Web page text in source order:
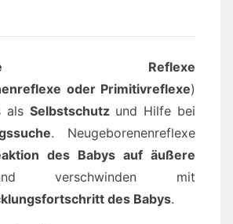
Reflexe
oder Primitivreflexe)
als Selbstschutzund Hilfe bei
. Neugeborenenreflexe
des Babys auf äußere
verschwinden mit
des Babys.